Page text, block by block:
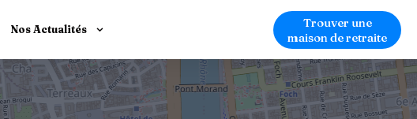
Nos Actualités
Trouver une
maison de retraite